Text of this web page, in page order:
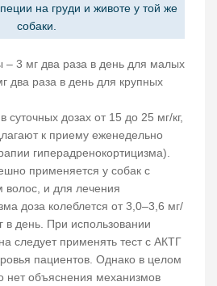
на груди и животе у той же
собаки.
3 мг два раза в день для малых
два раза в день для крупных
суточных дозах от 15 до 25 мг/кг,
к приему еженедельно
гиперадренокортицизма).
применяется у собак с
волос, и для лечения
доза колеблется от 3,0–3,6 мг/
в день. При использовании
следует применять тест с АКТГ
пациентов. Однако в целом
нет объяснения механизмов